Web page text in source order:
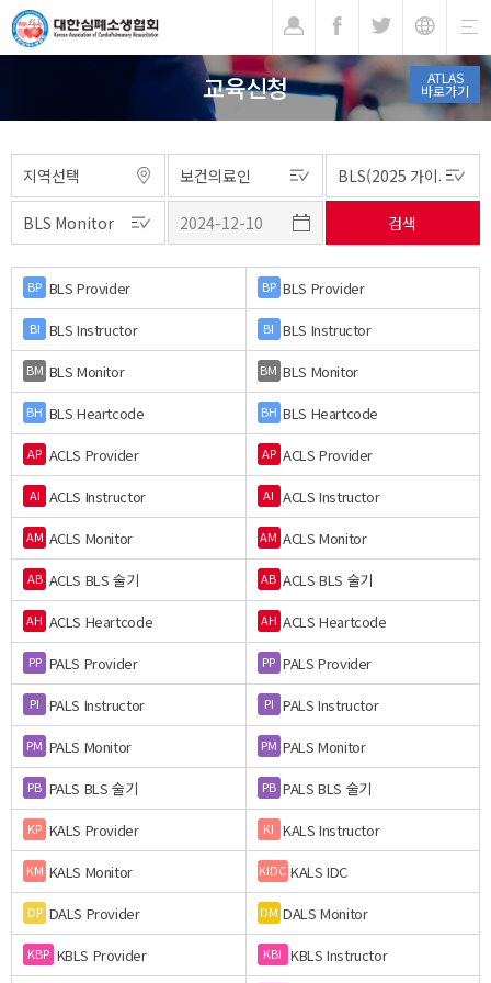
ATLAS
바로가기
교육신청
BP BLS Provider BP BLS Provider
BI BLS Instructor BI BLS Instructor
BM BLS Monitor BM BLS Monitor
BH BLS Heartcode BH BLS Heartcode
AP ACLS Provider AP ACLS Provider
AI ACLS Instructor AI ACLS Instructor
AM ACLS Monitor AM ACLS Monitor
AB ACLS BLS 술기 AB ACLS BLS 술기
AH ACLS Heartcode AH ACLS Heartcode
PP PALS Provider PP PALS Provider
PI PALS Instructor PI PALS Instructor
PM PALS Monitor PM PALS Monitor
PB PALS BLS 술기 PB PALS BLS 술기
KP KALS Provider KI KALS Instructor
KM KALS Monitor KIDC KALS IDC
DP DALS Provider DM DALS Monitor
KBP KBLS Provider KBI KBLS Instructor